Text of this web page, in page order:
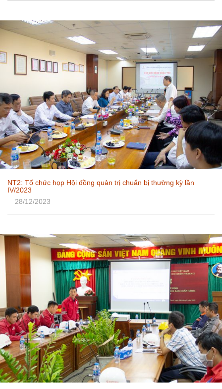
NT2: Tổ chức họp Hội đồng quản trị chuẩn bị thường kỳ lần
IV/2023
28/12/2023